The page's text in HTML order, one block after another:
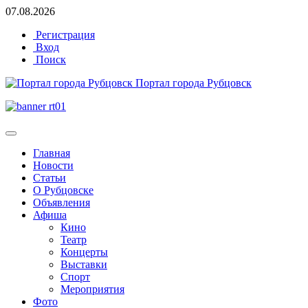
07.08.2026
Регистрация
Вход
Поиск
Портал города Рубцовск
Главная
Новости
Статьи
О Рубцовске
Объявления
Афиша
Кино
Театр
Концерты
Выставки
Спорт
Мероприятия
Фото